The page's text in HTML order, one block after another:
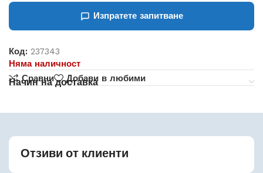
Изпратете запитване
Код:237343
Няма наличност
Сравни
Добави в любими
Начин на доставка
Отзиви от клиенти